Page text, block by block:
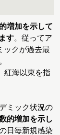
増加を示して
す。従ってア
ックが過去最
紅海以東を指
ミック状況の
的増加を示し
日毎新規感染